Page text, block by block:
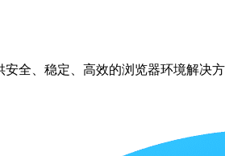
安全、稳定、高效的浏览器环境解决方